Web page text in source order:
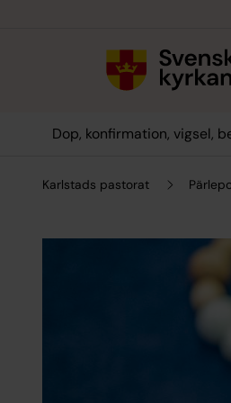
Dop, konfirmation, vigsel,
Karlstads pastorat